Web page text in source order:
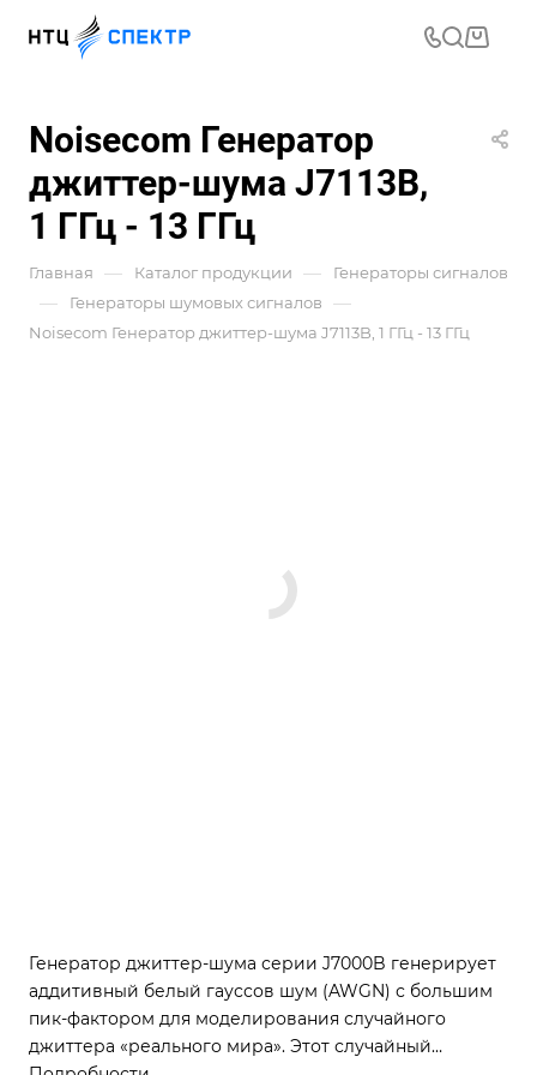
Noisecom Генератор
джиттер-шума J7113B,
1 ГГц - 13 ГГц
Главная — Каталог продукции — Генераторы сигналов
— Генераторы шумовых сигналов —
Noisecom Генератор джиттер-шума J7113B, 1 ГГц - 13 ГГц
Генератор джиттер-шума серии J7000B генерирует
аддитивный белый гауссов шум (AWGN) с большим
пик-фактором для моделирования случайного
джиттера «реального мира». Этот случайный